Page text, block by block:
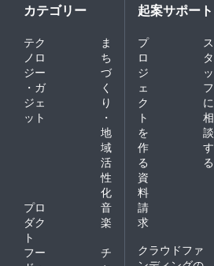
カテゴリー
テク
ノロ
ジー
・ガ
ジェ
ット
ま
ち
づ
く
り
・
地
域
活
性
化
プロ
ダク
ト
音
楽
フー
チ
起案サポート
プ
ロ
ジ
ェ
ク
ト
を
作
る
ス
タ
ッ
フ
に
相
談
す
る
資
料
請
求
クラウドファ